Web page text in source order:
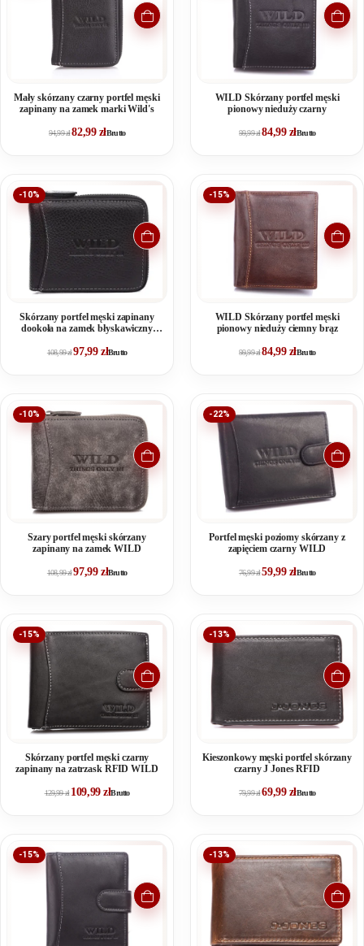
Mały skórzany czarny portfel męski
zapinany na zamek marki Wild's
94,99zł82,99 złBrutto
WILD Skórzany portfel męski
pionowy nieduży czarny
99,99zł84,99 złBrutto
-10%
Skórzany portfel męski zapinany
dookoła na zamek błyskawiczny
108,99zł97,99 złBrutto
-15%
WILD Skórzany portfel męski
pionowy nieduży ciemny brąz
99,99zł84,99 złBrutto
-10%
Szary portfel męski skórzany
zapinany na zamek WILD
108,99zł97,99 złBrutto
-22%
Portfel męski poziomy skórzany z
zapięciem czarny WILD
76,99zł59,99 złBrutto
-15%
Skórzany portfel męski czarny
zapinany na zatrzask RFID WILD
129,99zł 109,99złBrutto
-13%
Kieszonkowy męski portfel skórzany
czarny J Jones RFID
79,99zł69,99 złBrutto
-15% -13%